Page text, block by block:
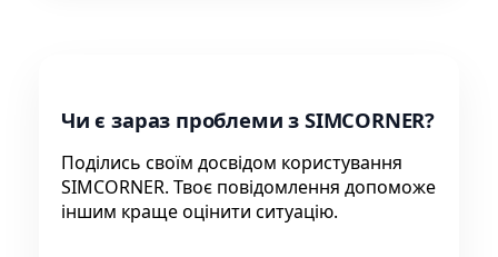
Чи є зараз проблеми з SIMCORNER?
Поділись своїм досвідом користування
SIMCORNER. Твоє повідомлення допоможе
іншим краще оцінити ситуацію.